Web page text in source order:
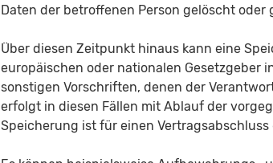
Daten der betroffenen Person gelöscht oder
Über diesen Zeitpunkt hinaus kann eine
europäischen oder nationalen Gesetzgeber
sonstigen Vorschriften, denen der
erfolgt in diesen Fällen mit Ablauf der
Speicherung ist für einen